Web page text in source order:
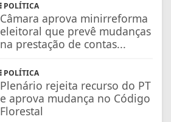
POLÍTICA
Câmara aprova minirreforma
eleitoral que prevê mudanças
na prestação de contas...
POLÍTICA
Plenário rejeita recurso do PT
e aprova mudança no Código
Florestal